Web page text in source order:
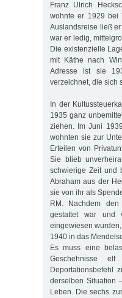
Franz Ulrich
wohnte er 1929 bei
Auslandsreise ließ
war er ledig,
Die existenzielle
mit Käthe nach
Adresse ist sie
verzeichnet, die sich
In der
1935 ganz
ziehen. Im Juni
wohnten sie zur
Erteilen von
Sie blieb
schwierige Zeit und
Abraham aus der
sie von ihr als
RM. Nachdem
gestattet war und
eingewiesen
1940 in das
Es muss eine
Geschehnisse
Deportationsbefehl
derselben Situation
Leben. Die sechs